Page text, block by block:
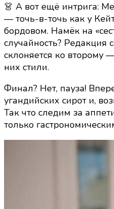
👗 А вот ещё интрига:
— точь-в-точь как у
бордовом. Намёк на
случайность? Редакция
склоняется ко
них стили.
Финал? Нет, пауза!
угандийских сирот и,
Так что следим за
только